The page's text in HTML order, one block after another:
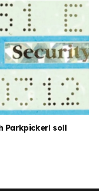
Parkpickerl soll